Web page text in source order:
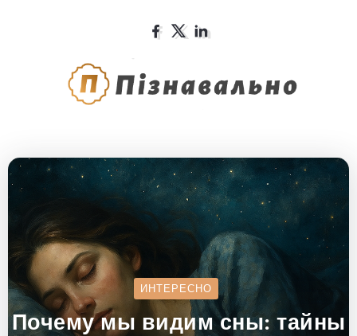
ИНТЕРЕСНО
Почему мы видим сны: тайны